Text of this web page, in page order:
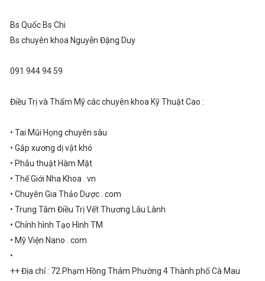
Bs Quốc Bs Chi
Bs chuyên khoa Nguyễn Đặng Duy
091 944 94 59
Điều Trị và Thẩm Mỹ các chuyên khoa Kỹ Thuật Cao :
• Tai Mũi Họng chuyên sâu
• Gắp xương dị vật khó
• Phẫu thuật Hàm Mặt
• Thế Giới Nha Khoa . vn
• Chuyên Gia Thảo Dược . com
• Trung Tâm Điều Trị Vết Thương Lâu Lành
• Chỉnh hình Tạo Hình TM
• Mỹ Viện Nano . com
•
++ Địa chỉ : 72 Phạm Hồng Thám Phường 4 Thành phố Cà Mau